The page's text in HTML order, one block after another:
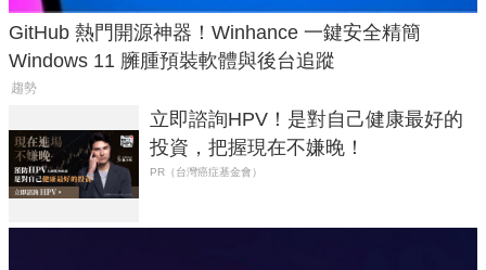
GitHub 熱門開源神器！Winhance 一鍵安全精簡
Windows 11 臃腫預裝軟體與後台追蹤
趨勢
立即諮詢HPV！是對自己健康最好的
投資，把握現在不嫌晚！
PR（台灣癌症基金會）